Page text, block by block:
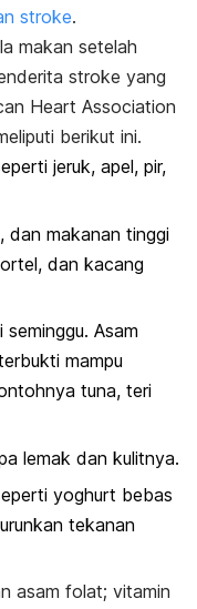
stroke.
makan setelah
stroke yang
Heart Association
berikut ini.
jeruk, apel, pir,
dan makanan tinggi
dan kacang
Asam
mampu
tuna, teri
lemak dan kulitnya.
yoghurt bebas
tekanan
asam folat; vitamin